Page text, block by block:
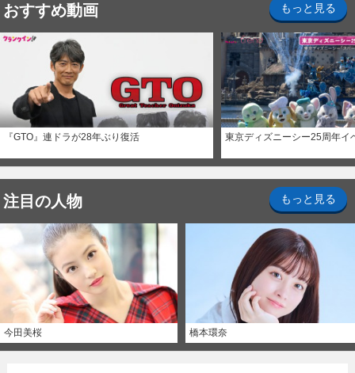
おすすめ動画 もっと見る
『GTO』連ドラが28年ぶり復活 東京ディズニーシー25周年イ
注目の人物 もっと見る
今田美桜 橋本環奈